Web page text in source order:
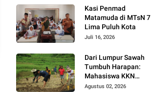
Kasi Penmad
Matamuda di MTsN 7
Lima Puluh Kota
Juli 16, 2026
Dari Lumpur Sawah
Tumbuh Harapan:
Mahasiswa KKN
Universitas Andalas
Agustus 02, 2026